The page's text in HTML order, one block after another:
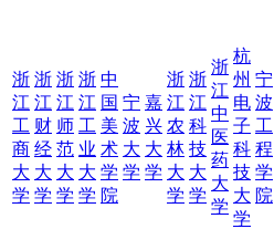
浙
江
工
商
大
学
浙
江
财
经
大
学
浙
江
师
范
大
学
浙
江
工
业
大
学
中
国
美
术
学
院
宁
波
大
学
嘉
兴
大
学
浙
江
农
林
大
学
浙
江
科
技
大
学
浙
江
中
医
药
大
学
杭
州
电
子
科
技
大
学
宁
波
工
程
学
院